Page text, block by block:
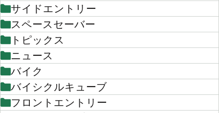
サイドエントリー
スペースセーバー
トピックス
ニュース
バイク
バイシクルキューブ
フロントエントリー